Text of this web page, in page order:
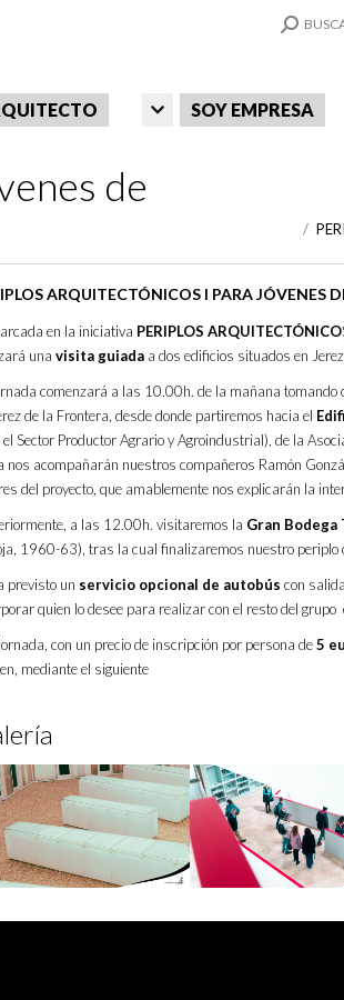
SEARCH:
SOY EMPRESA
de
ARQUITECTÓNICOS I PARA JÓVENES
en la iniciativa PERIPLOS ARQUITECTÓNICO
una visita guiadaa dos edificios situados en
comenzará a las 10.00h. de la mañana tomando
de la Frontera, desde donde partiremos hacia el
Sector Productor Agrario y Agroindustrial), de la
nos acompañarán nuestros compañeros Ramón
del proyecto, que amablemente nos explicarán la
a las 12.00h. visitaremos la Gran Bodega
1960-63), tras la cual finalizaremos nuestro periplo
previsto un servicio opcional de autobús con
quien lo desee para realizar con el resto del grupo
con un precio de inscripción por persona de5
mediante el siguiente